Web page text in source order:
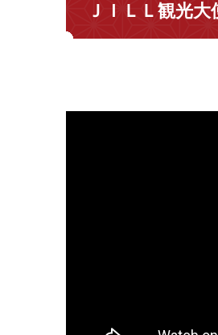
ＪＩＬＬ観光